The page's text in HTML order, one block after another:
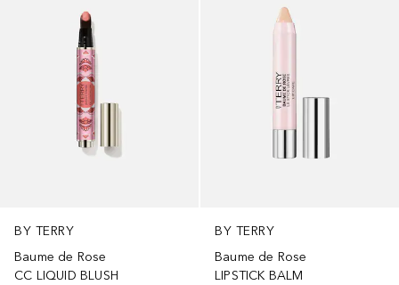
BY TERRY
Baume de Rose
CC LIQUID BLUSH
BY TERRY
Baume de Rose
LIPSTICK BALM